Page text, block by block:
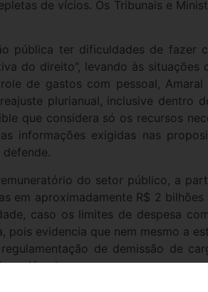
de vícios. Os Tribunais e
pública ter dificuldades de fazer
do direito”, levando às
de gastos com pessoal,
plurianual, inclusive dentro
que considera só os recursos
informações exigidas nas
defende.
do setor público, a
em aproximadamente R$ 2
caso os limites de despesa
pois evidencia que nem mesmo a
de demissão de
décadas.